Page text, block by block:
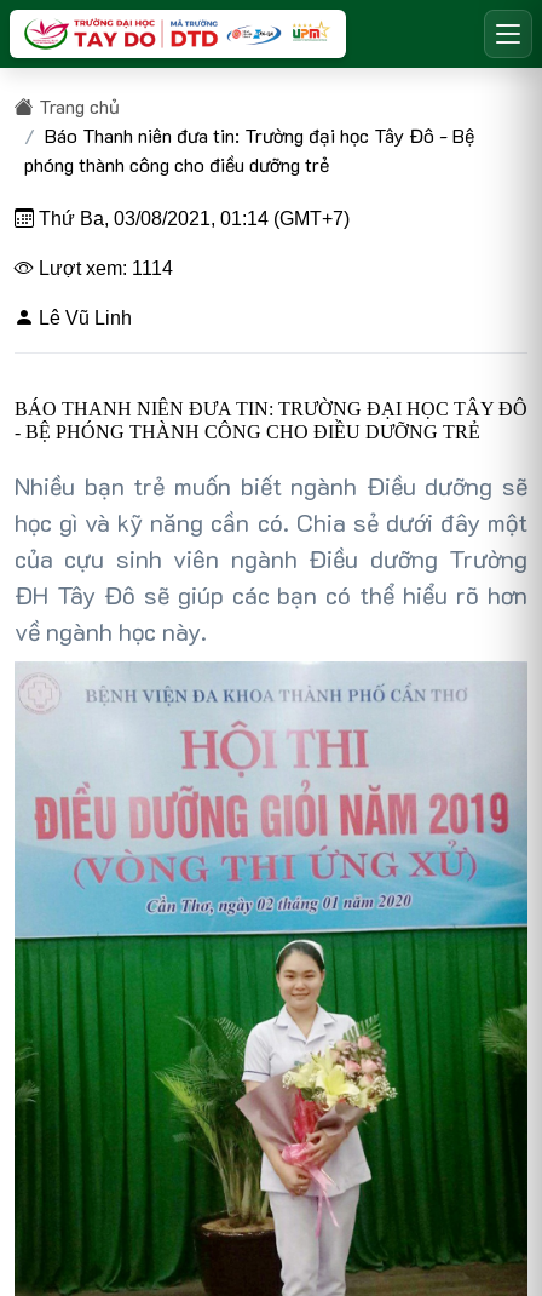
Trang chủ
Báo Thanh niên đưa tin: Trường đại học Tây Đô - Bệ
phóng thành công cho điều dưỡng trẻ
Thứ Ba, 03/08/2021, 01:14 (GMT+7)
Lượt xem: 1114
Lê Vũ Linh
BÁO THANH NIÊN ĐƯA TIN: TRƯỜNG ĐẠI HỌC TÂY ĐÔ
- BỆ PHÓNG THÀNH CÔNG CHO ĐIỀU DƯỠNG TRẺ
Nhiều bạn trẻ muốn biết ngành Điều dưỡng sẽ
học gì và kỹ năng cần có. Chia sẻ dưới đây một
của cựu sinh viên ngành Điều dưỡng Trường
ĐH Tây Đô sẽ giúp các bạn có thể hiểu rõ hơn
về ngành học này.